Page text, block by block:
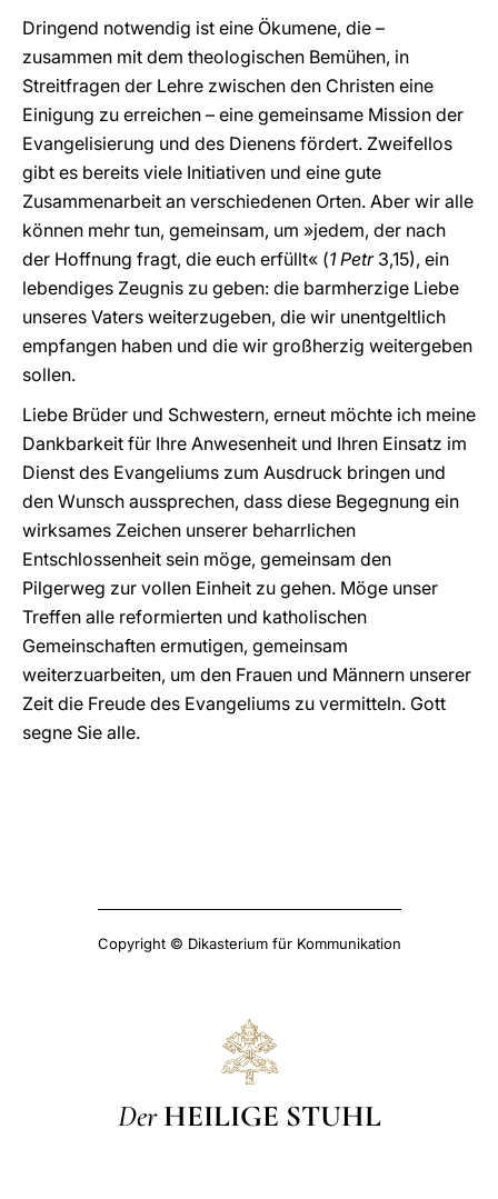
Dringend notwendig ist eine Ökumene, die –
zusammen mit dem theologischen Bemühen, in
Streitfragen der Lehre zwischen den Christen eine
Einigung zu erreichen – eine gemeinsame Mission der
Evangelisierung und des Dienens fördert. Zweifellos
gibt es bereits viele Initiativen und eine gute
Zusammenarbeit an verschiedenen Orten. Aber wir alle
können mehr tun, gemeinsam, um »jedem, der nach
der Hoffnung fragt, die euch erfüllt« (1 Petr 3,15), ein
lebendiges Zeugnis zu geben: die barmherzige Liebe
unseres Vaters weiterzugeben, die wir unentgeltlich
empfangen haben und die wir großherzig weitergeben
sollen.
Liebe Brüder und Schwestern, erneut möchte ich meine
Dankbarkeit für Ihre Anwesenheit und Ihren Einsatz im
Dienst des Evangeliums zum Ausdruck bringen und
den Wunsch aussprechen, dass diese Begegnung ein
wirksames Zeichen unserer beharrlichen
Entschlossenheit sein möge, gemeinsam den
Pilgerweg zur vollen Einheit zu gehen. Möge unser
Treffen alle reformierten und katholischen
Gemeinschaften ermutigen, gemeinsam
weiterzuarbeiten, um den Frauen und Männern unserer
Zeit die Freude des Evangeliums zu vermitteln. Gott
segne Sie alle.
Copyright © Dikasterium für Kommunikation
Der HEILIGE STUHL